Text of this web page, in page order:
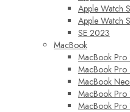
Apple Watch
Apple Watch
SE 2023
MacBook
MacBook
MacBook
MacBook
MacBook
MacBook